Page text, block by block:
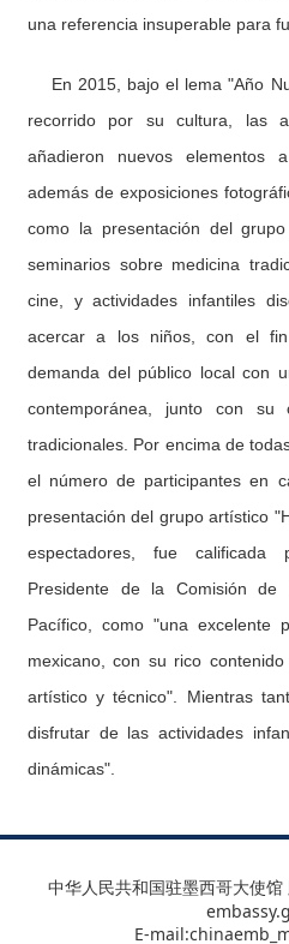
una referencia insuperable para
En 2015, bajo el lema "Año
recorrido por su cultura, las
añadieron nuevos elementos
además de exposiciones
como la presentación del
seminarios sobre medicina
cine, y actividades infantiles
acercar a los niños, con el
demanda del público local con
contemporánea, junto con su
tradicionales. Por encima de
el número de participantes en
presentación del grupo artístico
espectadores, fue calificada
Presidente de la Comisión de
Pacífico, como "una excelente
mexicano, con su rico
artístico y técnico". Mientras
disfrutar de las actividades
dinámicas".
中华人民共和国驻墨西哥大使
E-